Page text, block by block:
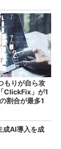
もりが自ら攻
ClickFix」が1
割合が最多1
AI導入を成